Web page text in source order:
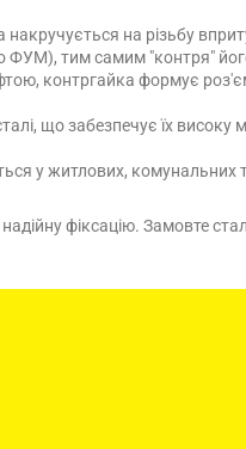
накручується на різьбу
ФУМ), тим самим "контря"
контргайка формує
що забезпечує їх
у житлових, комунальних
фіксацію. Замовте